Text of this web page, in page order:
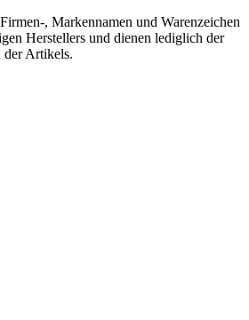
, Markennamen und Warenzeichen
Herstellers und dienen lediglich der
der Artikels.